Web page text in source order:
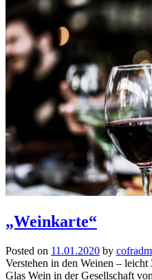
„Weinkarte“
Posted on 11.01.2020 by
Verstehen in den Weinen –
Glas Wein in der Gesellschaft